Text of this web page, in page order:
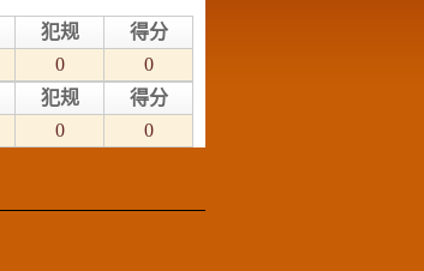
犯规
得分
0
0
犯规
得分
0 0